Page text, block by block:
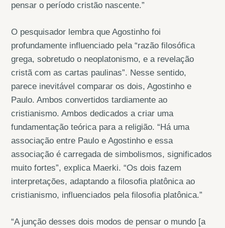
pensar o período cristão nascente.”
O pesquisador lembra que Agostinho foi
profundamente influenciado pela “razão filosófica
grega, sobretudo o neoplatonismo, e a revelação
cristã com as cartas paulinas”. Nesse sentido,
parece inevitável comparar os dois, Agostinho e
Paulo. Ambos convertidos tardiamente ao
cristianismo. Ambos dedicados a criar uma
fundamentação teórica para a religião. “Há uma
associação entre Paulo e Agostinho e essa
associação é carregada de simbolismos, significados
muito fortes”, explica Maerki. “Os dois fazem
interpretações, adaptando a filosofia platônica ao
cristianismo, influenciados pela filosofia platônica.”
“A junção desses dois modos de pensar o mundo [a